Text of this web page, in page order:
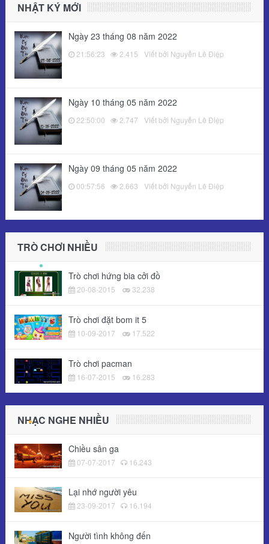
NHẬT KÝ MỚI
Ngày 23 tháng 08 năm 2022
21:56:23 2.415 Viết bởi Nguyễn Lê Điệp
Ngày 10 tháng 05 năm 2022
22:50:00 2.747 Viết bởi Nguyễn Lê Điệp
Ngày 09 tháng 05 năm 2022
00:57:56 2.663 Viết bởi Nguyễn Lê Điệp
TRÒ CHƠI NHIỀU
Trò chơi hứng bia cởi đồ
20-08-2015 32.238
Trò chơi đặt bom it 5
10-09-2017 17.522
Trò chơi pacman
16-07-2015 16.283
NHẠC NGHE NHIỀU
Chiều sân ga
07-07-2017 16.243
Lại nhớ người yêu
23-09-2017 16.194
Người tình không đến